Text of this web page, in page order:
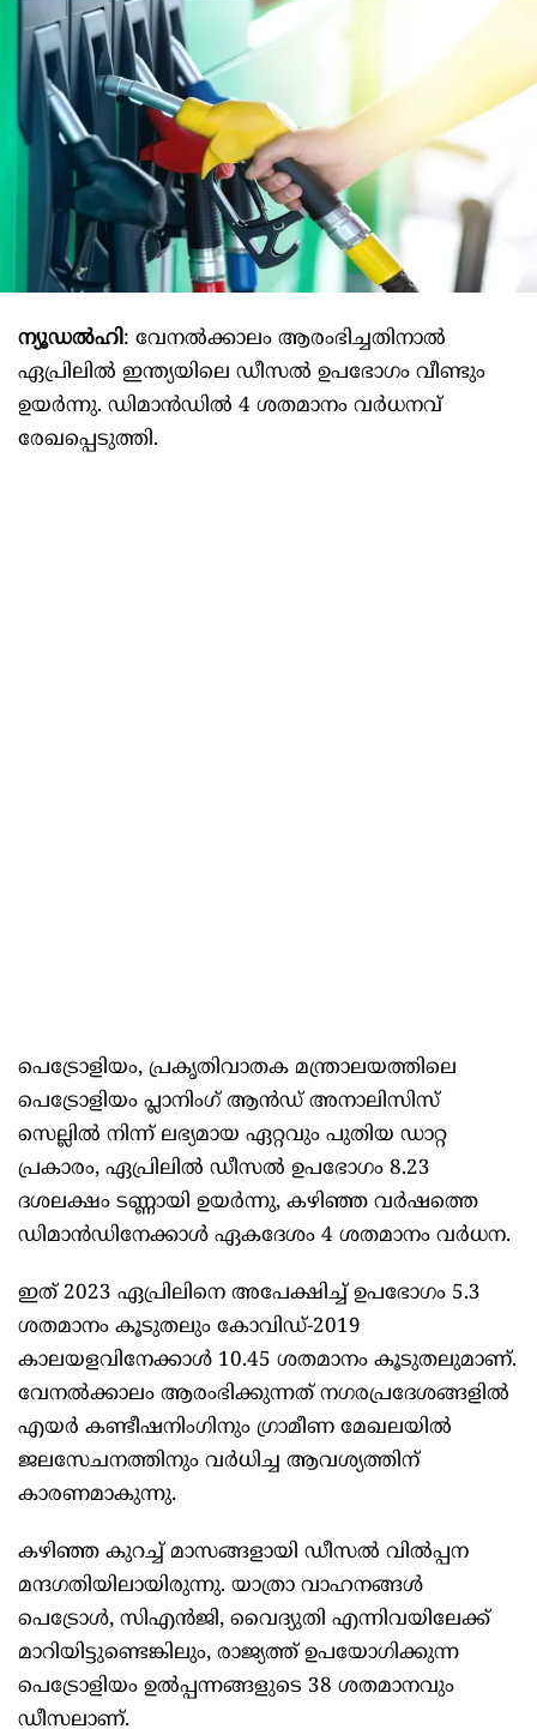
ന്യൂഡൽഹി: വേനല്‍ക്കാലം ആരംഭിച്ചതിനാല്‍
ഏപ്രിലില്‍ ഇന്ത്യയിലെ ഡീസല്‍ ഉപഭോഗം വീണ്ടും
ഉയര്‍ന്നു. ഡിമാന്‍ഡില്‍ 4 ശതമാനം വര്‍ധനവ്
രേഖപ്പെടുത്തി.
പെട്രോളിയം, പ്രകൃതിവാതക മന്ത്രാലയത്തിലെ
പെട്രോളിയം പ്ലാനിംഗ് ആന്‍ഡ് അനാലിസിസ്
സെല്ലില്‍ നിന്ന് ലഭ്യമായ ഏറ്റവും പുതിയ ഡാറ്റ
പ്രകാരം, ഏപ്രിലില്‍ ഡീസല്‍ ഉപഭോഗം 8.23
ദശലക്ഷം ടണ്ണായി ഉയര്‍ന്നു, കഴിഞ്ഞ വര്‍ഷത്തെ
ഡിമാന്‍ഡിനേക്കാള്‍ ഏകദേശം 4 ശതമാനം വര്‍ധന.
ഇത് 2023 ഏപ്രിലിനെ അപേക്ഷിച്ച് ഉപഭോഗം 5.3
ശതമാനം കൂടുതലും കോവിഡ്-2019
കാലയളവിനേക്കാള്‍ 10.45 ശതമാനം കൂടുതലുമാണ്.
വേനല്‍ക്കാലം ആരംഭിക്കുന്നത് നഗരപ്രദേശങ്ങളില്‍
എയര്‍ കണ്ടീഷനിംഗിനും ഗ്രാമീണ മേഖലയില്‍
ജലസേചനത്തിനും വര്‍ധിച്ച ആവശ്യത്തിന്
കാരണമാകുന്നു.
കഴിഞ്ഞ കുറച്ച് മാസങ്ങളായി ഡീസല്‍ വില്‍പ്പന
മന്ദഗതിയിലായിരുന്നു. യാത്രാ വാഹനങ്ങള്‍
പെട്രോള്‍, സിഎന്‍ജി, വൈദ്യുതി എന്നിവയിലേക്ക്
മാറിയിട്ടുണ്ടെങ്കിലും, രാജ്യത്ത് ഉപയോഗിക്കുന്ന
പെട്രോളിയം ഉല്‍പ്പന്നങ്ങളുടെ 38 ശതമാനവും
ഡീസലാണ്.